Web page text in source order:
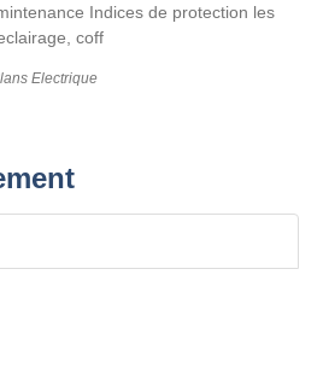
Indices de protection les
coff
Electrique